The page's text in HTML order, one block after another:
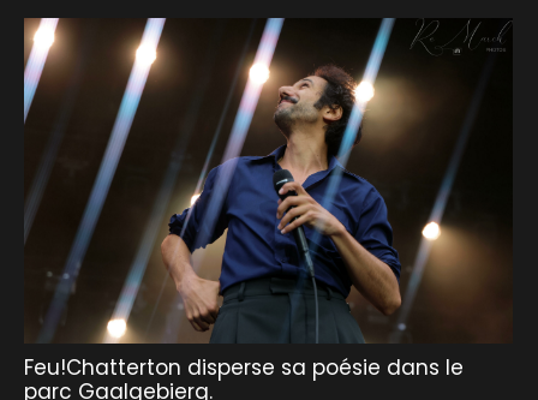
Feu!Chatterton disperse sa poésie dans le
parc Gaalgebierg.